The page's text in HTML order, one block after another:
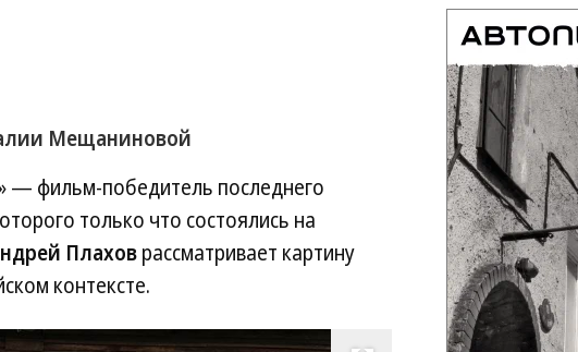
Мещаниновой
— фильм-победитель последнего
только что состоялись на
Плаховрассматривает картину
контексте.